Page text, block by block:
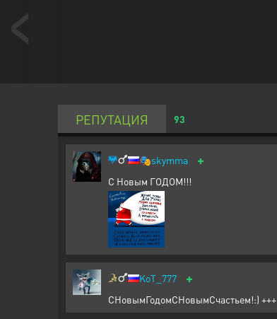
РЕПУТАЦИЯ 93
🎭skymma +
С Новым ГОДОМ!!!
KoT_777 +
СНовымГодомСНовымСчастьем!:) +++